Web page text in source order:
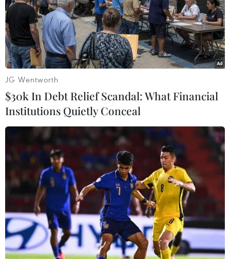
Cơ hội tiếp cận nguồn dầu thô mới cho
Nhà máy Lọc dầu Dung Quất
16/09/2019 07:55
Tại Hội nghị APPEC ở Singapore, BSR tổ chức các buổi
làm việc với 10 nhà cung cấp dầu thô nhập khẩu cho
Nhà máy Lọc dầu Dung Quất như Shell, BP, PVOSN,
JG Wentworth
$30k In Debt Relief Scandal: What Financial
Institutions Quietly Conceal